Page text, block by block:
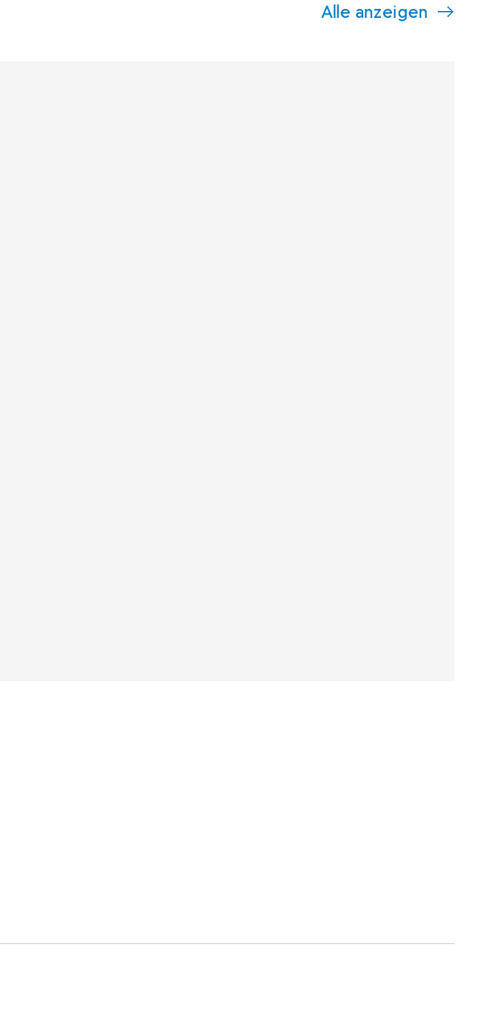
Alle anzeigen